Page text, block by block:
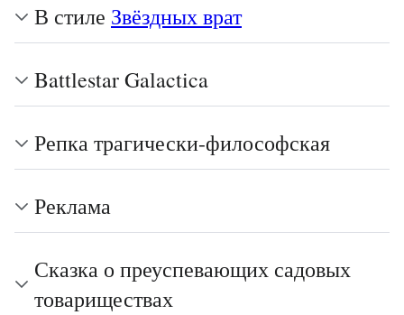
В стиле Звёздных врат
Battlestar Galactica
Репка трагически-философская
Реклама
Сказка о преуспевающих садовых
товариществах